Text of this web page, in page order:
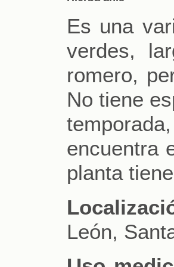
Es una
verdes,
romero,
No tiene
encuentra
planta
León,